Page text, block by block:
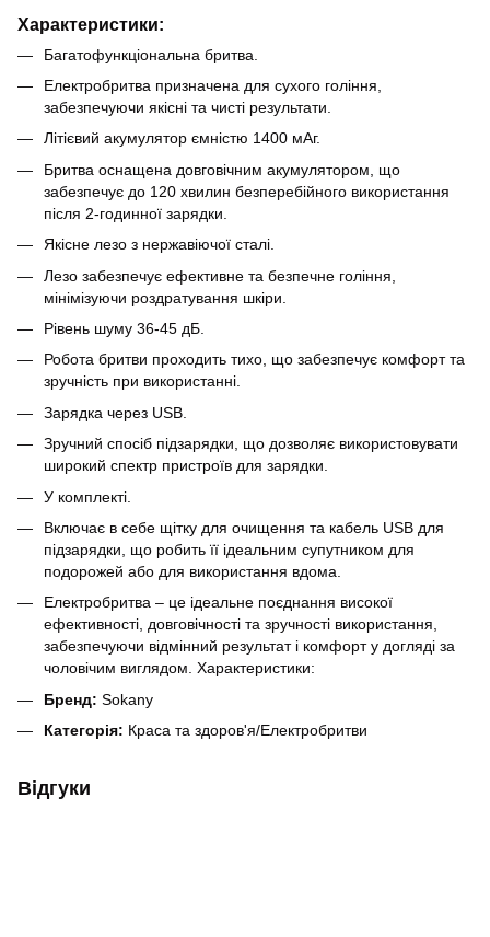
Характеристики:
Багатофункціональна бритва.
Електробритва призначена для сухого гоління,
забезпечуючи якісні та чисті результати.
Літієвий акумулятор ємністю 1400 мАг.
Бритва оснащена довговічним акумулятором, що
забезпечує до 120 хвилин безперебійного використання
після 2-годинної зарядки.
Якісне лезо з нержавіючої сталі.
Лезо забезпечує ефективне та безпечне гоління,
мінімізуючи роздратування шкіри.
Рівень шуму 36-45 дБ.
Робота бритви проходить тихо, що забезпечує комфорт та
зручність при використанні.
Зарядка через USB.
Зручний спосіб підзарядки, що дозволяє використовувати
широкий спектр пристроїв для зарядки.
У комплекті.
Включає в себе щітку для очищення та кабель USB для
підзарядки, що робить її ідеальним супутником для
подорожей або для використання вдома.
Електробритва – це ідеальне поєднання високої
ефективності, довговічності та зручності використання,
забезпечуючи відмінний результат і комфорт у догляді за
чоловічим виглядом. Характеристики:
Бренд: Sokany
Категорія: Краса та здоров'я/Електробритви
Відгуки